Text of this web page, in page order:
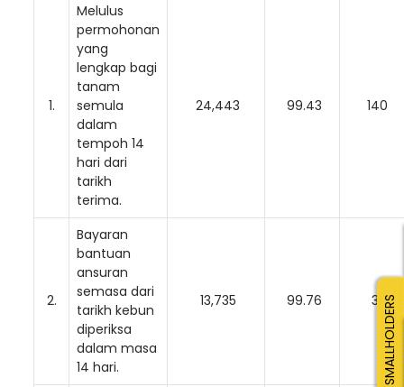
1.
Melulus
permohonan
yang
lengkap bagi
tanam
semula
dalam
tempoh 14
hari dari
tarikh
terima.
24,443 99.43 140
2.
Bayaran
bantuan
ansuran
semasa dari
tarikh kebun
diperiksa
dalam masa
14 hari.
13,735 99.76 33SMALLHOLDERS